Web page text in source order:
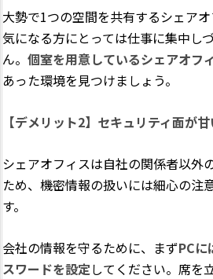
大勢で1つの空間を共有するシェア
気になる方にとっては仕事に集中し
ん。 個室を用意しているシェアオフ
あった環境を見つけましょう。
【デメリット2】セキュリティ面が甘
シェアオフィスは自社の関係者以外
ため、機密情報の扱いには細心の注
す。
会社の情報を守るために、まずPCに
スワードを設定してください。席を